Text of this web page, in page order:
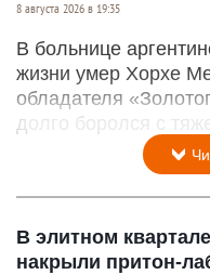
8 августа 2026 в 19:35
В больнице
жизни умер Хорхе
обладателя
долго боролся с
В элитном
накрыли притон-